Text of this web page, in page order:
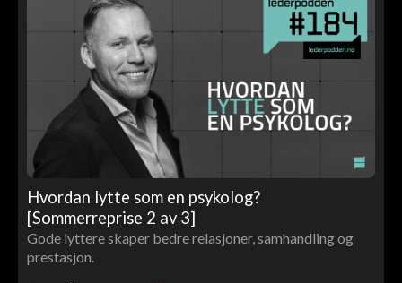
Hvordan lytte som en psykolog?
[Sommerreprise 2 av 3]
Gode lyttere skaper bedre relasjoner, samhandling og
prestasjon.